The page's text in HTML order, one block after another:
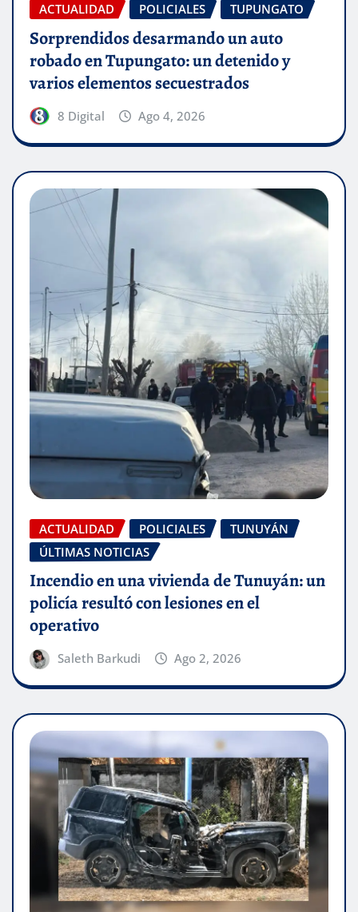
ACTUALIDAD POLICIALES TUPUNGATO
Sorprendidos desarmando un auto
robado en Tupungato: un detenido y
varios elementos secuestrados
8 Digital Ago 4, 2026
ACTUALIDAD POLICIALES
TUNUYÁN
ÚLTIMAS NOTICIAS
Incendio en una vivienda de Tunuyán: un
policía resultó con lesiones en el
operativo
Saleth Barkudi Ago 2, 2026